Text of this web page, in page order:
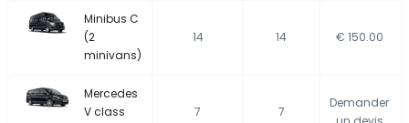
Minibus C
(2
minivans)
14 14 € 150.00
Mercedes
V class
7 7
Demander